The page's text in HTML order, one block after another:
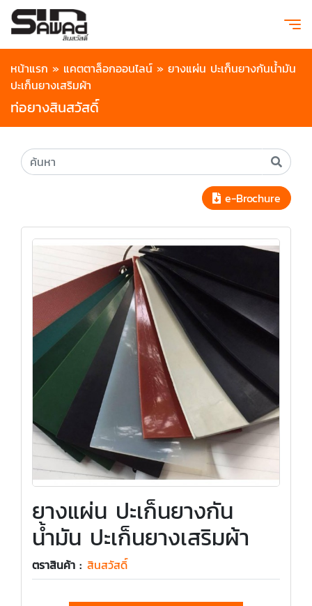
หน้าแรก » แคตตาล็อกออนไลน์ » ยางแผ่น ปะเก็นยางกันน้ำมัน
ปะเก็นยางเสริมผ้า
ท่อยางสินสวัสดิ์
e-Brochure
ยางแผ่น ปะเก็นยางกัน
น้ำมัน ปะเก็นยางเสริมผ้า
ตราสินค้า : สินสวัสดิ์